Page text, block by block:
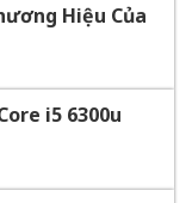
Hiệu Của
i5 6300u